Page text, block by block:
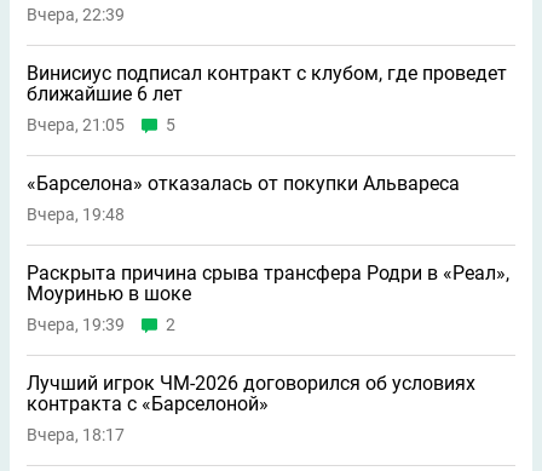
Вчера, 22:39
Винисиус подписал контракт с клубом, где проведет
ближайшие 6 лет
Вчера, 21:05 5
«Барселона» отказалась от покупки Альвареса
Вчера, 19:48
Раскрыта причина срыва трансфера Родри в «Реал»,
Моуринью в шоке
Вчера, 19:39 2
Лучший игрок ЧМ-2026 договорился об условиях
контракта с «Барселоной»
Вчера, 18:17